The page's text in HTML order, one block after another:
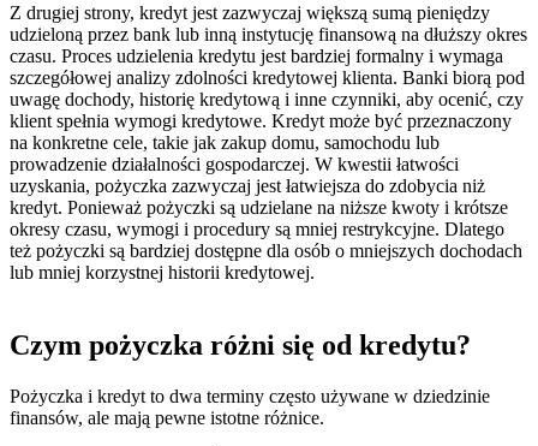
Z drugiej strony, kredyt jest zazwyczaj większą sumą pieniędzy
udzieloną przez bank lub inną instytucję finansową na dłuższy okres
czasu. Proces udzielenia kredytu jest bardziej formalny i wymaga
szczegółowej analizy zdolności kredytowej klienta. Banki biorą pod
uwagę dochody, historię kredytową i inne czynniki, aby ocenić, czy
klient spełnia wymogi kredytowe. Kredyt może być przeznaczony
na konkretne cele, takie jak zakup domu, samochodu lub
prowadzenie działalności gospodarczej. W kwestii łatwości
uzyskania, pożyczka zazwyczaj jest łatwiejsza do zdobycia niż
kredyt. Ponieważ pożyczki są udzielane na niższe kwoty i krótsze
okresy czasu, wymogi i procedury są mniej restrykcyjne. Dlatego
też pożyczki są bardziej dostępne dla osób o mniejszych dochodach
lub mniej korzystnej historii kredytowej.
Czym pożyczka różni się od kredytu?
Pożyczka i kredyt to dwa terminy często używane w dziedzinie
finansów, ale mają pewne istotne różnice.